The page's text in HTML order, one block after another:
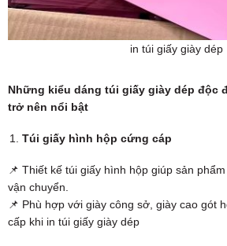
in túi giấy giày dép
Những kiểu dáng túi giấy giày dép độc
trở nên nổi bật
Túi giấy hình hộp cứng cáp
📌 Thiết kế túi giấy hình hộp giúp sản
vận chuyển.
📌 Phù hợp với giày công sở, giày cao gót
cấp khi in túi giấy giày dép